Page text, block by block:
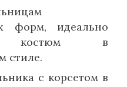
форм, идеально
костюм в
стиле.
с корсетом в